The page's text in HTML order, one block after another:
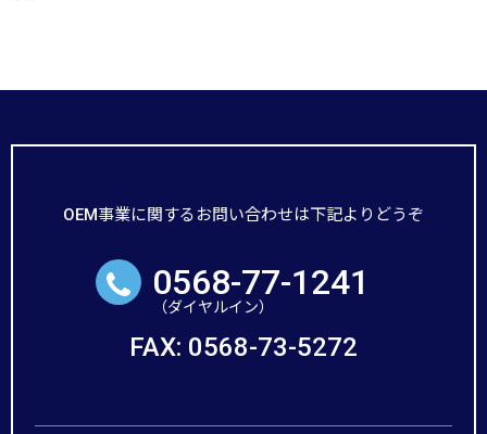
OEM事業に関するお問い合わせは下記よりどうぞ
0568-77-1241
FAX: 0568-73-5272